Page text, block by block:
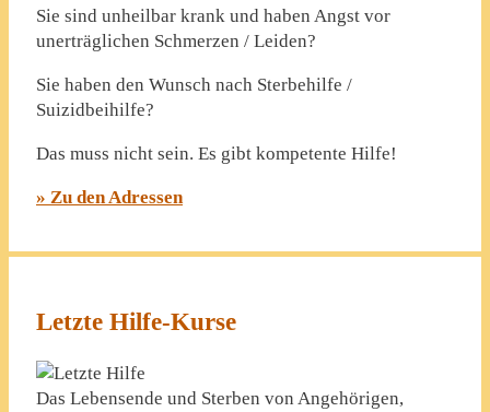
Sie sind unheilbar krank und haben Angst vor
unerträglichen Schmerzen / Leiden?
Sie haben den Wunsch nach Sterbehilfe /
Suizidbeihilfe?
Das muss nicht sein. Es gibt kompetente Hilfe!
» Zu den Adressen
Letzte Hilfe-Kurse
Das Lebensende und Sterben von Angehörigen,